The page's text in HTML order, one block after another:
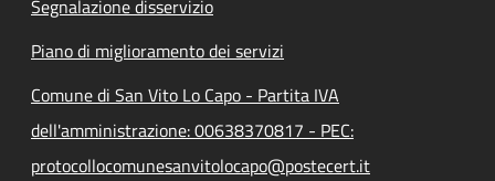
Segnalazione disservizio
Piano di miglioramento dei servizi
Comune di San Vito Lo Capo - Partita IVA
dell'amministrazione: 00638370817 - PEC:
protocollocomunesanvitolocapo@postecert.it